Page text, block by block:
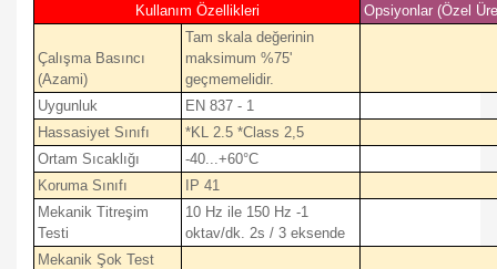
Kullanım Özellikleri Opsiyonlar (Özel
Çalışma Basıncı
(Azami)
Tam skala değerinin
maksimum %75'
geçmemelidir.
Uygunluk
EN 837 - 1
Hassasiyet Sınıfı
*KL 2.5 *Class 2,5
Ortam Sıcaklığı
-40...+60°C
Koruma Sınıfı
IP 41
Mekanik Titreşim
Testi
10 Hz ile 150 Hz -1
oktav/dk. 2s / 3 eksende
Mekanik Şok Test